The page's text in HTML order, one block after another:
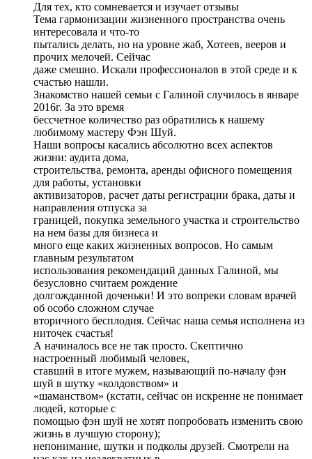
Для тех, кто сомневается и изучает отзывы
Тема гармонизации жизненного пространства очень
интересовала и что-то
пытались делать, но на уровне жаб, Хотеев, вееров и
прочих мелочей. Сейчас
даже смешно. Искали профессионалов в этой среде и к
счастью нашли.
Знакомство нашей семьи с Галиной случилось в январе
2016г. За это время
бессчетное количество раз обратились к нашему
любимому мастеру Фэн Шуй.
Наши вопросы касались абсолютно всех аспектов
жизни: аудита дома,
строительства, ремонта, аренды офисного помещения
для работы, установки
активизаторов, расчет даты регистрации брака, даты и
направления отпуска за
границей, покупка земельного участка и строительство
на нем базы для бизнеса и
много еще каких жизненных вопросов. Но самым
главным результатом
использования рекомендаций данных Галиной, мы
безусловно считаем рождение
долгожданной доченьки! И это вопреки словам врачей
об особо сложном случае
вторичного бесплодия. Сейчас наша семья исполнена из
ниточек счастья!
А начиналось все не так просто. Скептично
настроенный любимый человек,
ставший в итоге мужем, называющий по-началу фэн
шуй в шутку «колдовством» и
«шаманством» (кстати, сейчас он искренне не понимает
людей, которые с
помощью фэн шуй не хотят попробовать изменить свою
жизнь в лучшую сторону);
непонимание, шутки и подколы друзей. Смотрели на